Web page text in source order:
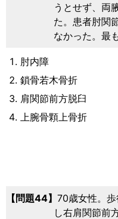
うとせず、両
た。患者肘関
なかった。最
肘内障
鎖骨若木骨折
肩関節前方脱臼
上腕骨顆上骨折
問題44
70歳女性。
し右肩関節前